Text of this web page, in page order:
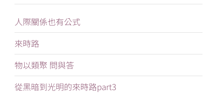
人際關係也有公式
來時路
物以類聚 問與答
從黑暗到光明的來時路part3